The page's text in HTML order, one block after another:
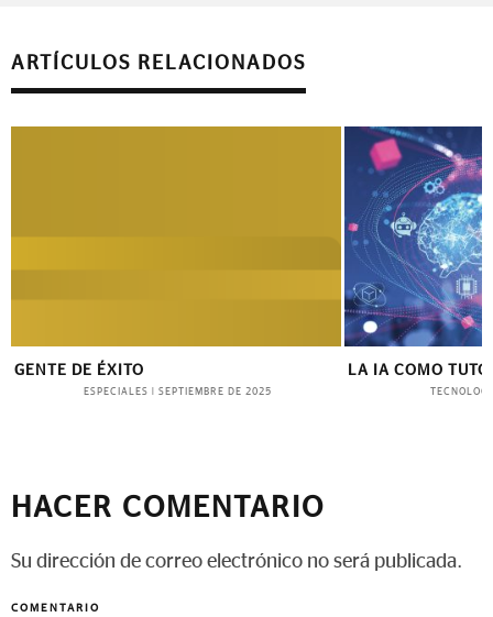
ARTÍCULOS RELACIONADOS
GENTE DE ÉXITO
ESPECIALES SEPTIEMBRE DE 2025
LA IA COMO
HACER COMENTARIO
Su dirección de correo electrónico no será publicada.
COMENTARIO